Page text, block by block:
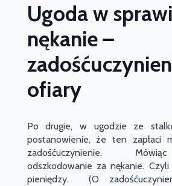
Ugoda w
nękanie –
ofiary
Po drugie, w ugodzie ze
postanowienie, że ten zapłaci
zadośćuczynienie.
odszkodowanie za nękanie.
pieniędzy. (O